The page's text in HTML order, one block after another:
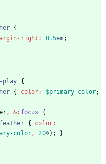
{
right : 0.5em;
play {
{ color: $primary-color;
, &: focus
{
feather { color:
color, 20%) ;
}